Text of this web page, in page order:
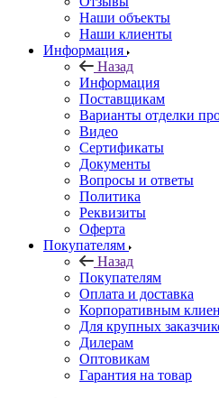
Наши объекты
Наши клиенты
Информация
Назад
Информация
Поставщикам
Варианты отделки
Видео
Сертификаты
Документы
Вопросы и ответы
Политика
Реквизиты
Оферта
Покупателям
Назад
Покупателям
Оплата и доставка
Корпоративным
Для крупных
Дилерам
Оптовикам
Гарантия на товар